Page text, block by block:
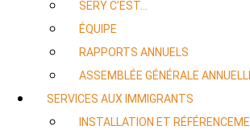
SERY C’EST…
ÉQUIPE
RAPPORTS ANNUELS
ASSEMBLÉE GÉNÉRALE
SERVICES AUX IMMIGRANTS
INSTALLATION ET